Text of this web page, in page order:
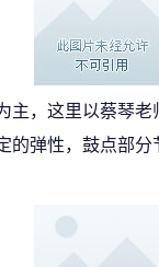
主，这里以蔡琴
的弹性，鼓点部